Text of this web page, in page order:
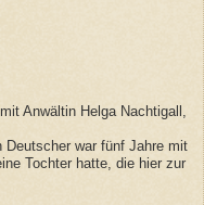
Anwältin Helga Nachtigall,
Deutscher war fünf Jahre mit
Tochter hatte, die hier zur